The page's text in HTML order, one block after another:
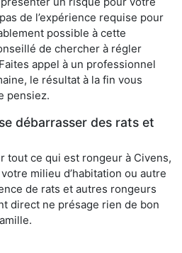
de l’expérience requise pour
possible à cette
de chercher à régler
appel à un professionnel
le résultat à la fin vous
pensiez.
débarrasser des rats et
tout ce qui est rongeur à Civens,
milieu d’habitation ou autre
de rats et autres rongeurs
direct ne présage rien de bon